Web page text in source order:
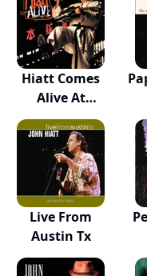
Hiatt Comes
Alive At
Budokan?
Live From
Austin Tx